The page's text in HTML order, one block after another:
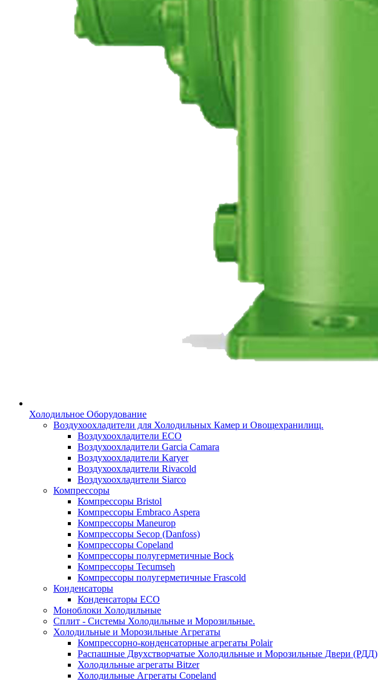
Холодильное Оборудование
Воздухоохладители для Холодильных Камер и Овощехранилищ.
Воздухоохладители ECO
Воздухоохладители Garcia Camara
Воздухоохладители Karyer
Воздухоохладители Rivacold
Воздухоохладители Siarco
Компрессоры
Компрессоры Bristol
Компрессоры Embraco Aspera
Компрессоры Maneurop
Компрессоры Secop (Danfoss)
Компрессоры Copeland
Компрессоры полугерметичные Bock
Компрессоры Tecumseh
Компрессоры полугерметичные Frascold
Конденсаторы
Конденсаторы ECO
Моноблоки Холодильные
Сплит - Системы Холодильные и Морозильные.
Холодильные и Морозильные Агрегаты
Компрессорно-конденсаторные агрегаты Polair
Распашные Двухстворчатые Холодильные и Морозильные Двери (РДД)
Холодильные агрегаты Bitzer
Холодильные Агрегаты Copeland